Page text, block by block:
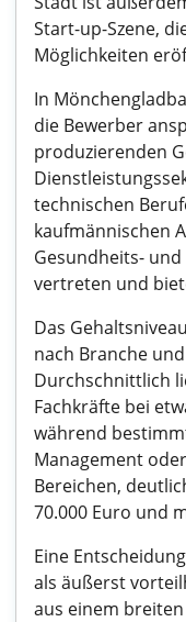
Start-up-Szene,
Möglichkeiten
In
die Bewerber
produzierenden
technischen
kaufmännischen
Gesundheits-
vertreten und
Das
nach Branche
Durchschnittlich
Fachkräfte bei
während
Management
Bereichen,
70.000 Euro und
Eine
als äußerst
aus einem